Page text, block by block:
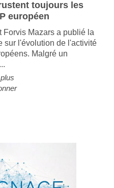
toujours les
européen
Mazars a publié la
sur l'évolution de l'activité
Malgré un